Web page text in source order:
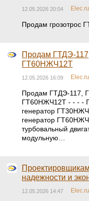
12.05.2026 20:04
Продам грозотрос
Продам ГТДЭ-
ГТ60НЖЧ12Т
12.05.2026 16:09
Продам ГТДЭ-117,
ГТ60НЖЧ12Т - - - -
генератор
генератор
турбовальный
модульную…
надежности и
12.05.2026 14:47